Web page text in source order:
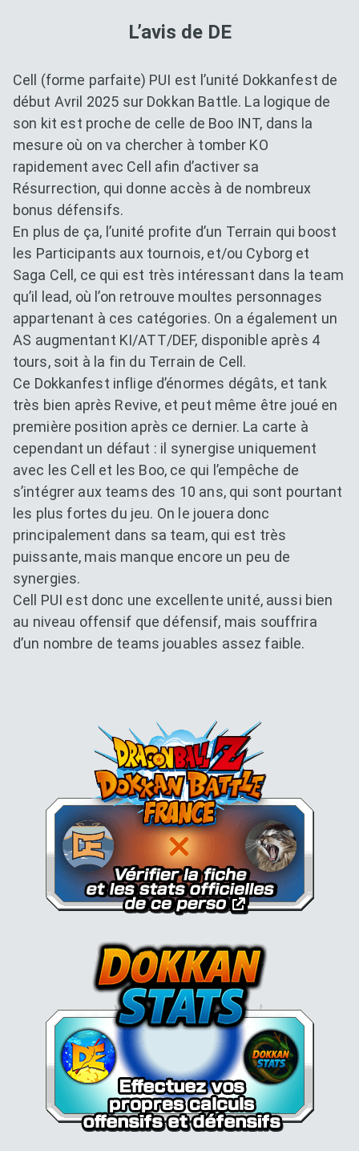
L’avis de DE
Cell (forme parfaite) PUI est l’unité Dokkanfest de
début Avril 2025 sur Dokkan Battle. La logique de
son kit est proche de celle de Boo INT, dans la
mesure où on va chercher à tomber KO
rapidement avec Cell afin d’activer sa
Résurrection, qui donne accès à de nombreux
bonus défensifs.
En plus de ça, l’unité profite d’un Terrain qui boost
les Participants aux tournois, et/ou Cyborg et
Saga Cell, ce qui est très intéressant dans la team
qu’il lead, où l’on retrouve moultes personnages
appartenant à ces catégories. On a également un
AS augmentant KI/ATT/DEF, disponible après 4
tours, soit à la fin du Terrain de Cell.
Ce Dokkanfest inflige d’énormes dégâts, et tank
très bien après Revive, et peut même être joué en
première position après ce dernier. La carte à
cependant un défaut : il synergise uniquement
avec les Cell et les Boo, ce qui l’empêche de
s’intégrer aux teams des 10 ans, qui sont pourtant
les plus fortes du jeu. On le jouera donc
principalement dans sa team, qui est très
puissante, mais manque encore un peu de
synergies.
Cell PUI est donc une excellente unité, aussi bien
au niveau offensif que défensif, mais souffrira
d’un nombre de teams jouables assez faible.
Dokkan Essentials x Dragon